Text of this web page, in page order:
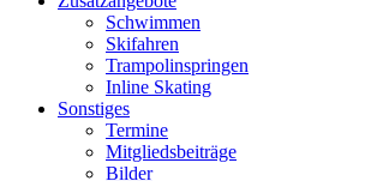
Schwimmen
Skifahren
Trampolinspringen
Inline Skating
Sonstiges
Termine
Mitgliedsbeiträge
Bilder